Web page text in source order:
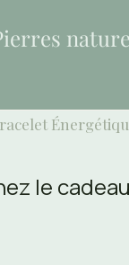
le